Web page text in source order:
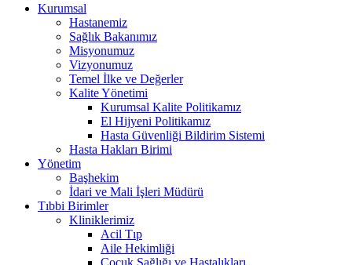
Kurumsal
Hastanemiz
Sağlık Bakanımız
Misyonumuz
Vizyonumuz
Temel İlke ve Değerler
Kalite Yönetimi
Kurumsal Kalite Politikamız
El Hijyeni Politikamız
Hasta Güvenliği Bildirim Sistemi
Hasta Hakları Birimi
Yönetim
Başhekim
İdari ve Mali İşleri Müdürü
Tıbbi Birimler
Kliniklerimiz
Acil Tıp
Aile Hekimliği
Çocuk Sağlığı ve Hastalıkları